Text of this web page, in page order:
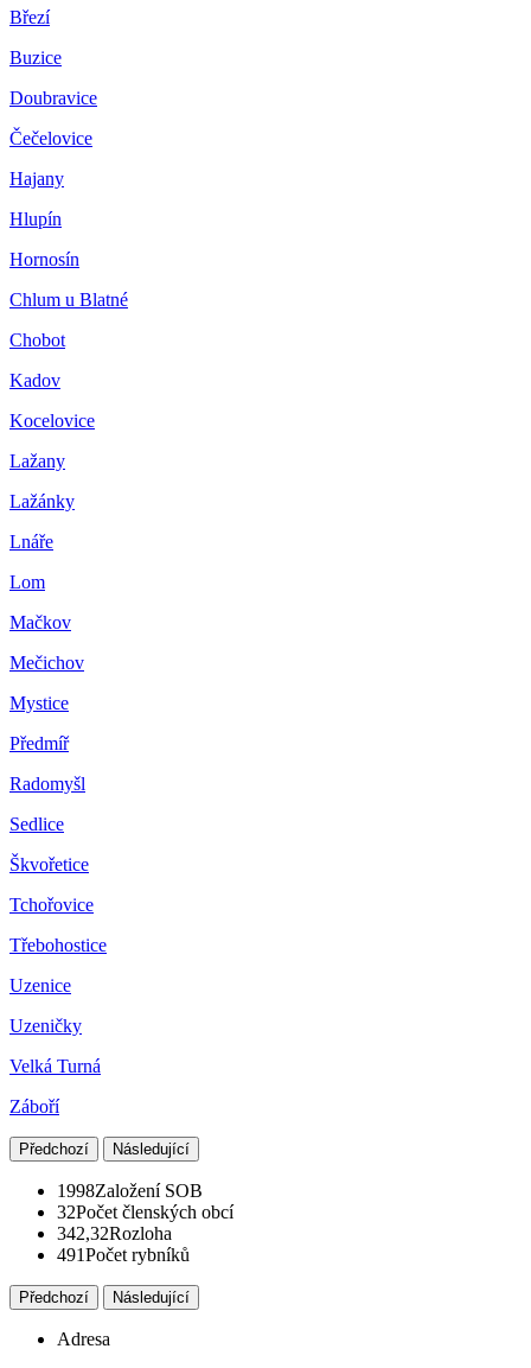
Březí
Buzice
Doubravice
Čečelovice
Hajany
Hlupín
Hornosín
Chlum u Blatné
Chobot
Kadov
Kocelovice
Lažany
Lažánky
Lnáře
Lom
Mačkov
Mečichov
Mystice
Předmíř
Radomyšl
Sedlice
Škvořetice
Tchořovice
Třebohostice
Uzenice
Uzeničky
Velká Turná
Záboří
Předchozí Následující
1998Založení SOB
32Počet členských obcí
342,32Rozloha
491Počet rybníků
Předchozí Následující
Adresa